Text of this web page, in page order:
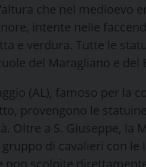
che nel medioevo
intente nelle
e verdura. Tutte le
del Maragliano e del
(AL), famoso per la
provengono le
Oltre a S. Giuseppe, la
di cavalieri con
non scolpite